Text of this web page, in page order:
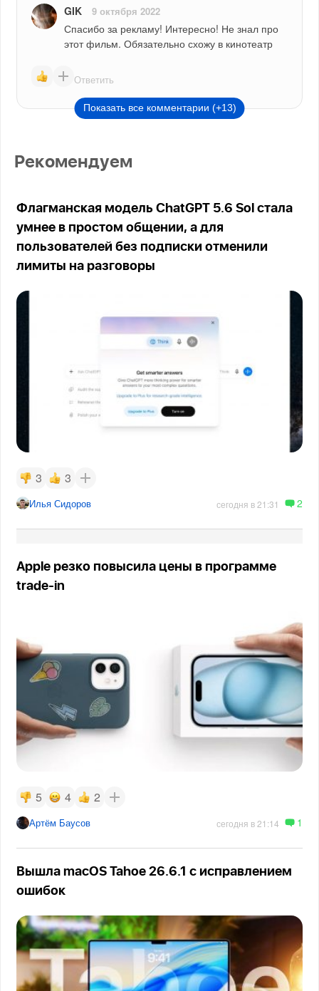
GIK 9 октября 2022
Спасибо за рекламу! Интересно! Не знал про
этот фильм. Обязательно схожу в кинотеатр
Ответить
Показать все комментарии (+13)
Рекомендуем
Флагманская модель ChatGPT 5.6 Sol стала
умнее в простом общении, а для
пользователей без подписки отменили
лимиты на разговоры
3 3
Илья Сидоров сегодня в 21:31 2
Apple резко повысила цены в программе
trade-in
5 4 2
Артём Баусов сегодня в 21:14 1
Вышла macOS Tahoe 26.6.1 с исправлением
ошибок